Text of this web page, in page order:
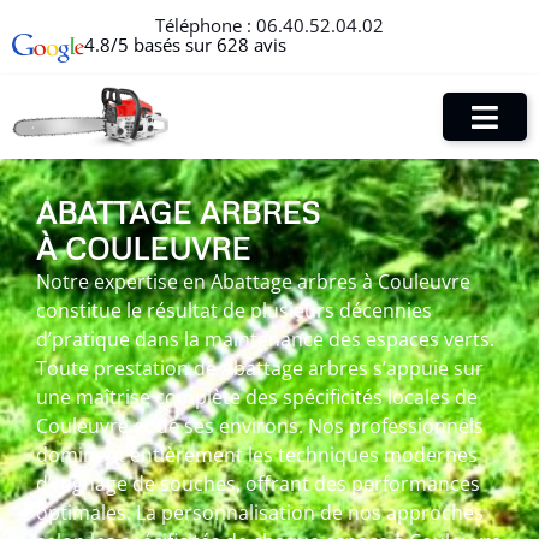
Téléphone : 06.40.52.04.02
4.8/5 basés sur 628 avis
ABATTAGE ARBRES
À COULEUVRE
Notre expertise en Abattage arbres à Couleuvre
constitue le résultat de plusieurs décennies
d’pratique dans la maintenance des espaces verts.
Toute prestation de Abattage arbres s’appuie sur
une maîtrise complète des spécificités locales de
Couleuvre et de ses environs. Nos professionnels
dominent entièrement les techniques modernes
d’rognage de souches, offrant des performances
optimales. La personnalisation de nos approches